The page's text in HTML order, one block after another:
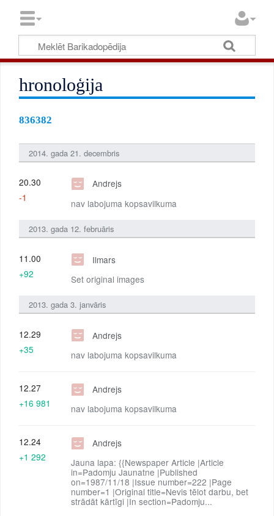
hronoloģija
836382
2014. gada 21. decembris
Andrejs
nav labojuma kopsavilkuma
20.30
-1
2013. gada 12. februāris
Ilmars
Set original images
11.00
+92
2013. gada 3. janvāris
Andrejs
nav labojuma kopsavilkuma
12.29
+35
Andrejs
nav labojuma kopsavilkuma
12.27
+16 981
Andrejs
Jauna lapa: {{Newspaper Article |Article
in=Padomju Jaunatne |Published
on=1987/11/18 |Issue number=222 |Page
number=1 |Original title=Nevis tēlot darbu, bet
strādāt kārtīgi |In section=Padomju...
12.24
+1 292